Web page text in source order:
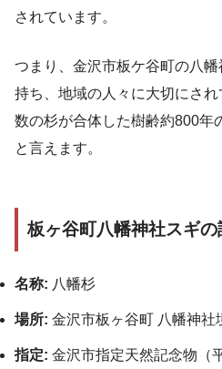
されています。
つまり、金沢市板ケ谷町の八
持ち、地域の人々に大切にさ
数の杉が合体した樹齢約800年
と言えます。
板ヶ谷町八幡神社スギの
名称: 八幡杉
場所: 金沢市板ヶ谷町 八幡神社
指定: 金沢市指定天然記念物（